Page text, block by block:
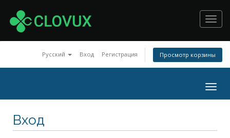
Русский Вход Регистрация Просмотр корзины
Вход